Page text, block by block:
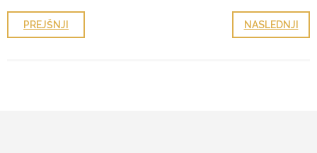
PREJŠNJI NASLEDNJI